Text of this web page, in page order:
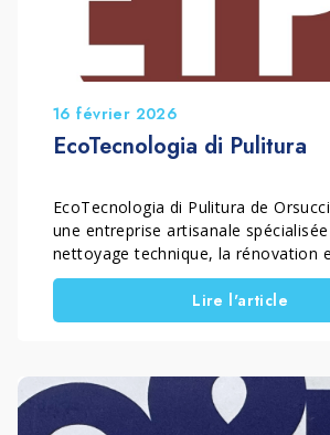
16 février 2026
EcoTecnologia di Pulitura
EcoTecnologia di Pulitura de
une entreprise artisanale
nettoyage technique, la rénovation
traitement protecteur des sols et
en pierre. Active dans les provinces
Massa Carrara, Livourne et Pise,
Lire l'article